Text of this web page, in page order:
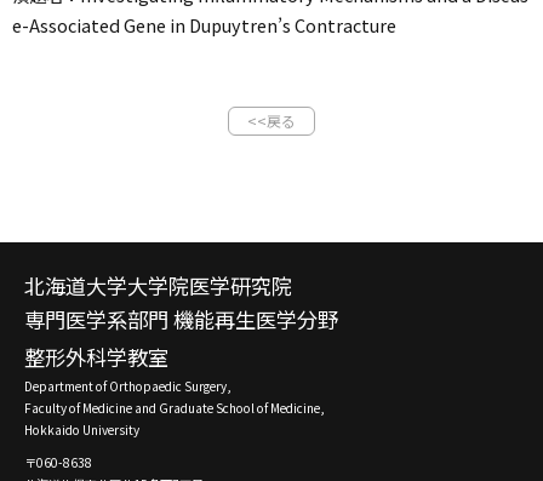
e-Associated Gene in Dupuytren’s Contracture
<<戻る
北海道大学大学院医学研究院
専門医学系部門 機能再生医学分野
整形外科学教室
Department of Orthopaedic Surgery,
Faculty of Medicine and Graduate School of Medicine,
Hokkaido University
〒060-8638